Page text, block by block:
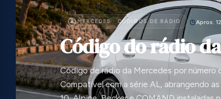
MERCEDES · CÓDIGOS DE RÁDIO Aprox.
Código do rádio
Código de rádio da Mercedes por número
Compatível com a série AL, abrangendo